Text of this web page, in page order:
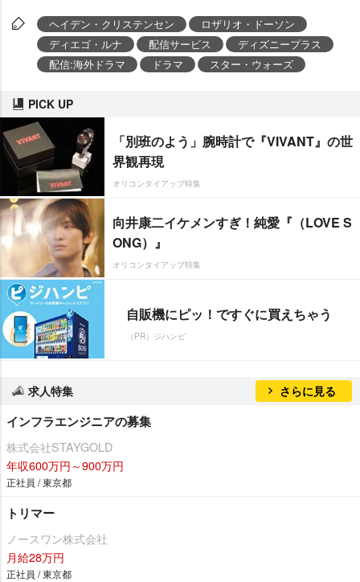
ヘイデン・クリステンセン
ロザリオ・ドーソン
ディエゴ・ルナ
配信サービス
ディズニープラス
配信:海外ドラマ
ドラマ スター・ウォーズ
PICK UP
「別班のよう」腕時計で『VIVANT』の世
界観再現
オリコンタイアップ特集
向井康二イケメンすぎ！純愛『（LOVE S
ONG）』
オリコンタイアップ特集
自販機にピッ！ですぐに買えちゃう
（PR）ジハンピ
求人特集 さらに見る
インフラエンジニアの募集
株式会社STAYGOLD
年収600万円～900万円
正社員 / 東京都
トリマー
ノースワン株式会社
月給28万円
正社員 / 東京都